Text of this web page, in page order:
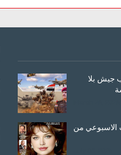
جيش بلا
الحدث الاسبوعي من